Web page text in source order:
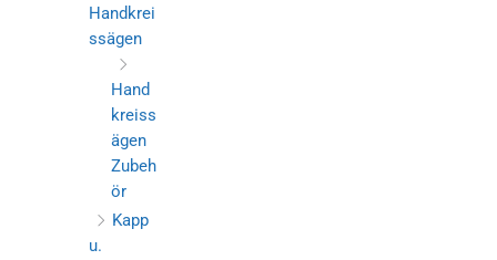
Handkrei
ssägen
Hand
kreiss
ägen
Zubeh
ör
Kapp
u.